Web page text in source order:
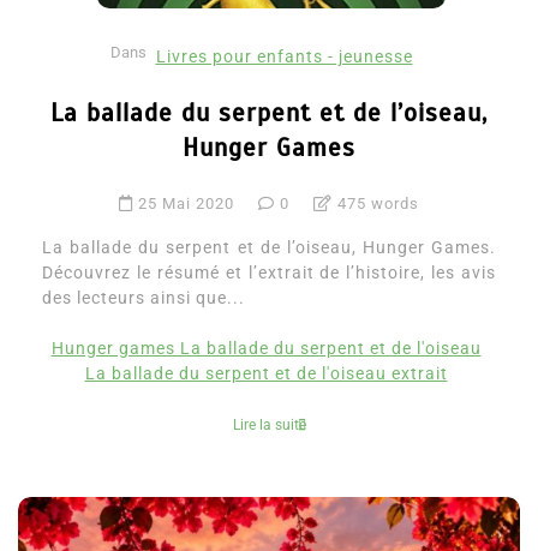
Dans Livres pour enfants - jeunesse
La ballade du serpent et de l’oiseau,
Hunger Games
25 Mai 2020 0 475 words
La ballade du serpent et de l’oiseau, Hunger Games.
Découvrez le résumé et l’extrait de l’histoire, les avis
des lecteurs ainsi que...
Hunger games La ballade du serpent et de l'oiseau
La ballade du serpent et de l'oiseau extrait
Lire la suite